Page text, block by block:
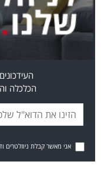
הכלכלה
אני מאשר קבלת ניוזלטרים